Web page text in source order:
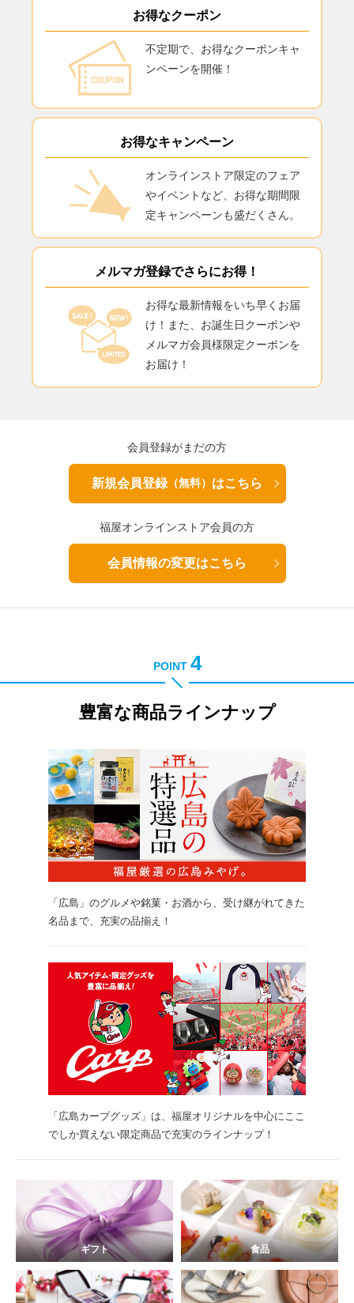
お得なクーポン
不定期で、お得なクーポンキャ
ンペーンを開催！
お得なキャンペーン
オンラインストア限定のフェア
やイベントなど、お得な期間限
定キャンペーンも盛だくさん。
メルマガ登録でさらにお得！
お得な最新情報をいち早くお届
け！また、お誕生日クーポンや
メルマガ会員様限定クーポンを
お届け！
会員登録がまだの方
新規会員登録（無料） はこちら
福屋オンラインストア会員の方
会員情報の変更はこちら
POINT 4
豊富な商品ラインナップ
「広島」のグルメや銘菓・お酒から、受け継がれてきた
名品まで、充実の品揃え！
「広島カープグッズ」は、福屋オリジナルを中心にここ
でしか買えない限定商品で充実のラインナップ！
ギフト 食品